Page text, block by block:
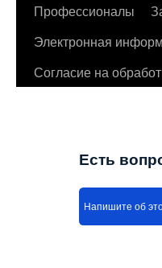
Профессионалы
Электронная
Согласие на
Есть
Напишите об